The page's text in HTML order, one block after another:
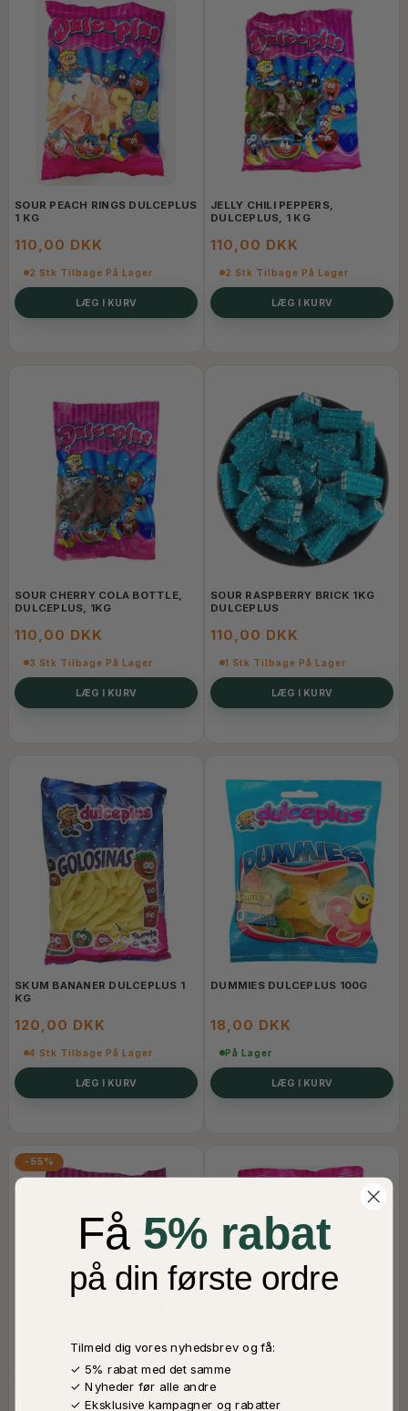
SOUR PEACH RINGS DULCEPLUS
1 KG
110,00 DKK
2 Stk Tilbage På Lager
LÆG I KURV
JELLY CHILI PEPPERS,
DULCEPLUS, 1 KG
110,00 DKK
2 Stk Tilbage På Lager
LÆG I KURV
SOUR CHERRY COLA BOTTLE,
DULCEPLUS, 1KG
110,00 DKK
3 Stk Tilbage På Lager
LÆG I KURV
SOUR RASPBERRY BRICK 1KG
DULCEPLUS
110,00 DKK
1 Stk Tilbage På Lager
LÆG I KURV
SKUM BANANER DULCEPLUS 1
KG
120,00 DKK
4 Stk Tilbage På Lager
LÆG I KURV
DUMMIES DULCEPLUS 100G
18,00 DKK
På Lager
LÆG I KURV
-55%
SOUR PEACH SLICES
DULCEPLUS 1 KG (BEDST FØR
MULTI COLOUR LIPS
DULCEPLUS 1 KG
Få 5% rabat
på din første ordre
Tilmeld dig vores nyhedsbrev og få:
✓ 5% rabat med det samme
✓ Nyheder før alle andre
✓ Eksklusive kampagner og rabatter